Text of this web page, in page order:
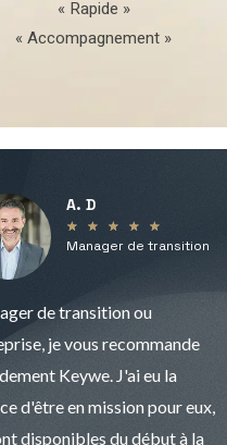
« Rapide »
« Accompagnement »
A. D
★ ★ ★ ★ ★
Manager de transition
de transition ou
je vous recommande
Keywe. J'ai eu la
d'être en mission pour eux,
disponibles du début à la